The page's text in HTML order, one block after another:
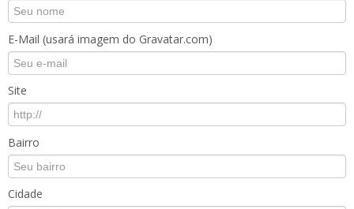
E-Mail (usará imagem do Gravatar.com)
Site
Bairro
Cidade